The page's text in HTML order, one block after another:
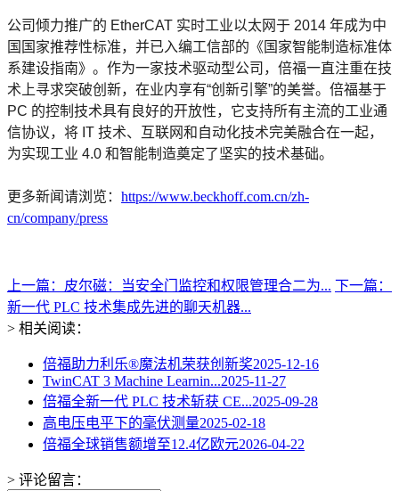
公司倾力推广的 EtherCAT 实时工业以太网于 2014 年成为中
国国家推荐性标准，并已入编工信部的《国家智能制造标准体
系建设指南》。作为一家技术驱动型公司，倍福一直注重在技
术上寻求突破创新，在业内享有“创新引擎”的美誉。倍福基于
PC 的控制技术具有良好的开放性，它支持所有主流的工业通
信协议，将 IT 技术、互联网和自动化技术完美融合在一起，
为实现工业 4.0 和智能制造奠定了坚实的技术基础。
更多新闻请浏览： https://www.beckhoff.com.cn/zh-
cn/company/press
上一篇：皮尔磁：当安全门监控和权限管理合二为... 下一篇：
新一代 PLC 技术集成先进的聊天机器...
> 相关阅读：
倍福助力利乐®魔法机荣获创新奖2025-12-16
TwinCAT 3 Machine Learnin...2025-11-27
倍福全新一代 PLC 技术斩获 CE...2025-09-28
高电压电平下的毫伏测量2025-02-18
倍福全球销售额增至12.4亿欧元2026-04-22
> 评论留言：